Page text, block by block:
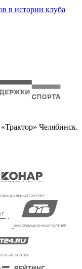
в истории клуба
Челябинск.